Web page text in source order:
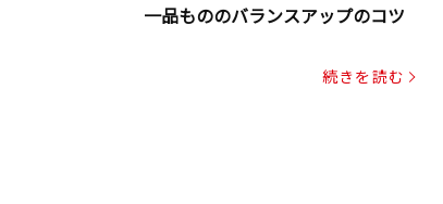
一品もののバランスアップのコツ
続きを読む